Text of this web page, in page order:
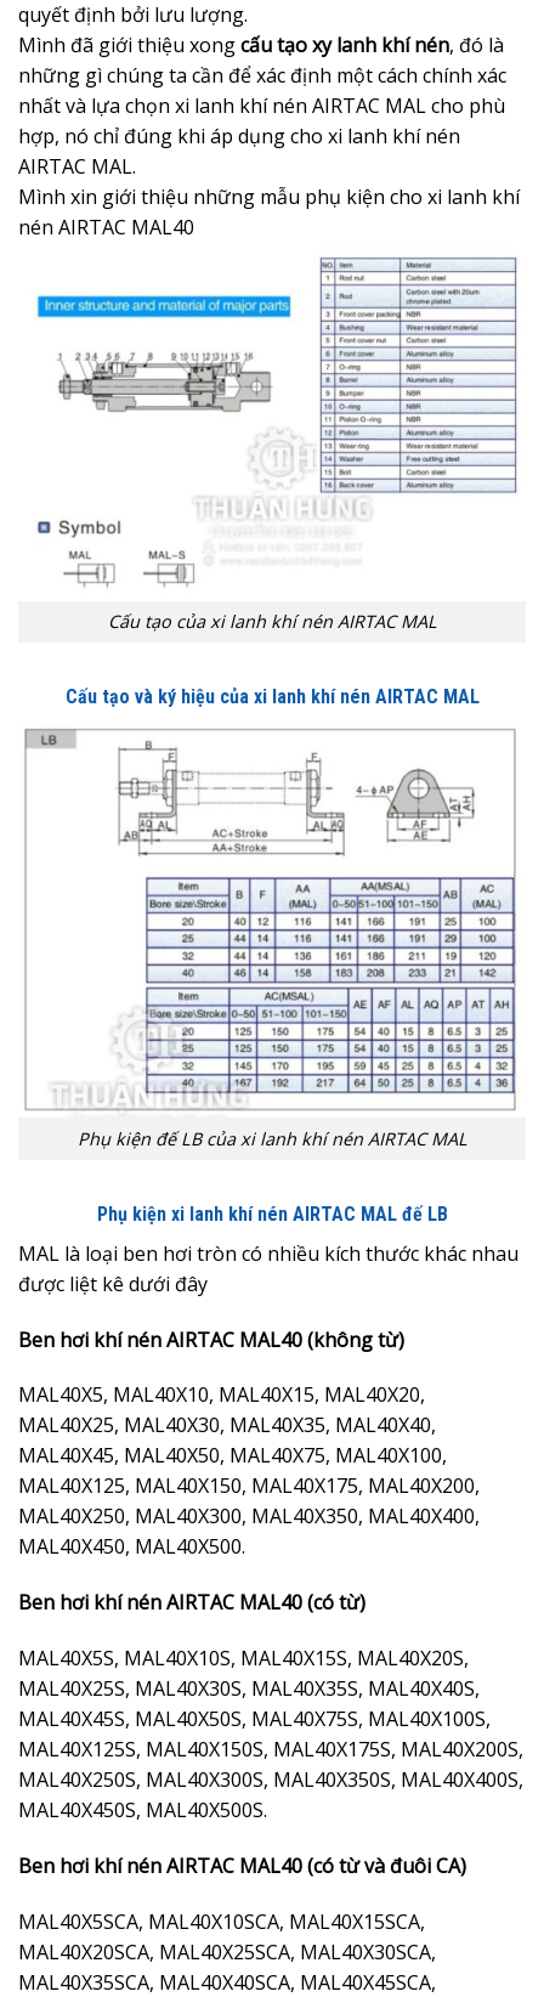
quyết định bởi lưu lượng.
Mình đã giới thiệu xongcấu tạo xy lanh khí nén, đó là
những gì chúng ta cần để xác định một cách chính xác
nhất và lựa chọn xi lanh khí nén AIRTAC MAL cho phù
hợp, nó chỉ đúng khi áp dụng cho xi lanh khí nén
AIRTAC MAL.
Mình xin giới thiệu những mẫu phụ kiện cho xi lanh khí
nén AIRTAC MAL40
Cấu tạo của xi lanh khí nén AIRTAC MAL
Cấu tạo và ký hiệu của xi lanh khí nén AIRTAC MAL
Phụ kiện đế LB của xi lanh khí nén AIRTAC MAL
Phụ kiện xi lanh khí nén AIRTAC MAL đế LB
MAL là loại ben hơi tròn có nhiều kích thước khác nhau
được liệt kê dưới đây
Ben hơi khí nén AIRTAC MAL40 (không từ)
MAL40X5, MAL40X10, MAL40X15, MAL40X20,
MAL40X25, MAL40X30, MAL40X35, MAL40X40,
MAL40X45, MAL40X50, MAL40X75, MAL40X100,
MAL40X125, MAL40X150, MAL40X175, MAL40X200,
MAL40X250, MAL40X300, MAL40X350, MAL40X400,
MAL40X450, MAL40X500.
Ben hơi khí nén AIRTAC MAL40 (có từ)
MAL40X5S, MAL40X10S, MAL40X15S, MAL40X20S,
MAL40X25S, MAL40X30S, MAL40X35S, MAL40X40S,
MAL40X45S, MAL40X50S, MAL40X75S, MAL40X100S,
MAL40X125S, MAL40X150S, MAL40X175S, MAL40X200S,
MAL40X250S, MAL40X300S, MAL40X350S, MAL40X400S,
MAL40X450S, MAL40X500S.
Ben hơi khí nén AIRTAC MAL40 (có từ và đuôi CA)
MAL40X5SCA, MAL40X10SCA, MAL40X15SCA,
MAL40X20SCA, MAL40X25SCA, MAL40X30SCA,
MAL40X35SCA, MAL40X40SCA, MAL40X45SCA,